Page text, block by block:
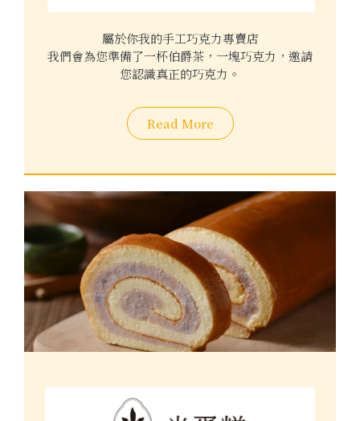
屬於你我的手工巧克力專賣店
我們會為您準備了一杯伯爵茶，一塊巧克力，邀請
您認識真正的巧克力。
Read More